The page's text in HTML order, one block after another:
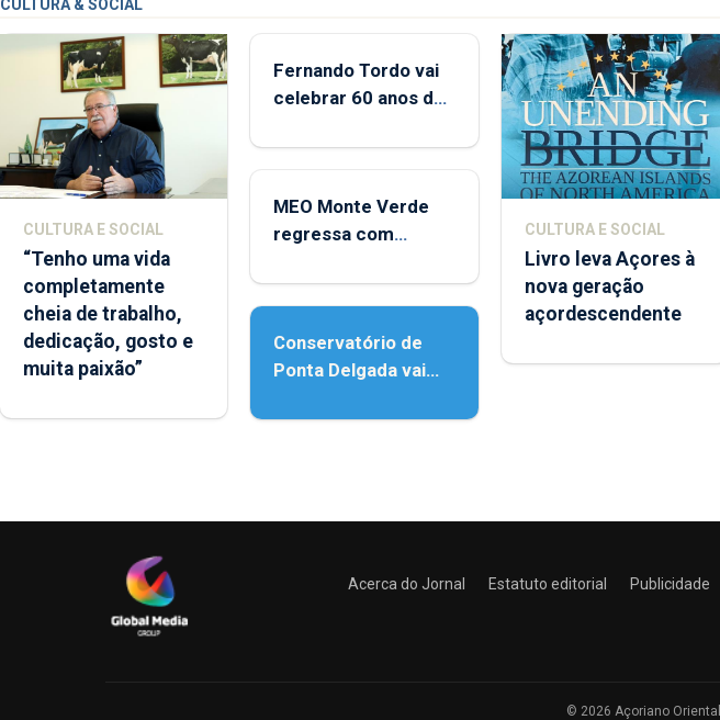
CULTURA & SOCIAL
CULTURA E SOCIAL
“Tenho uma vida
completamente
cheia de trabalho,
dedicação, gosto e
muita paixão”
Fernando Tordo vai
celebrar 60 anos de
Micaelense
MEO Monte Verde
regressa com
acessibilidade
Conservatório de
Ponta Delgada vai
instrumentos
CULTURA E SOCIAL
Livro leva Açores à
nova geração
açordescendente
Acerca do Jornal Estatuto editorial Publicidade
© 2026 Açoriano